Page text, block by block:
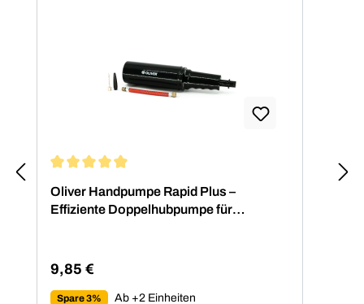
Durchschnittliche Bewertung von 4.88 von 5 Sternen
Oliver Handpumpe Rapid Plus –
Effiziente Doppelhubpumpe für
Regulärer Preis:
9,85 €
Spare 3% Ab +2 Einheiten